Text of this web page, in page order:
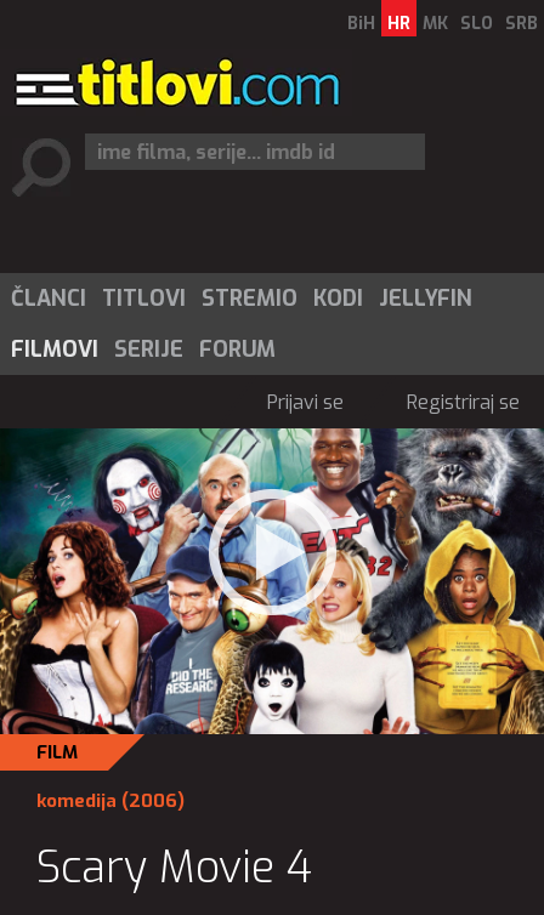
BiH HR MK SLO SRB
ČLANCI TITLOVI STREMIO KODI
JELLYFIN
FILMOVI
SERIJE FORUM
Prijavi se Registriraj se
FILM
komedija (2006)
Scary Movie 4